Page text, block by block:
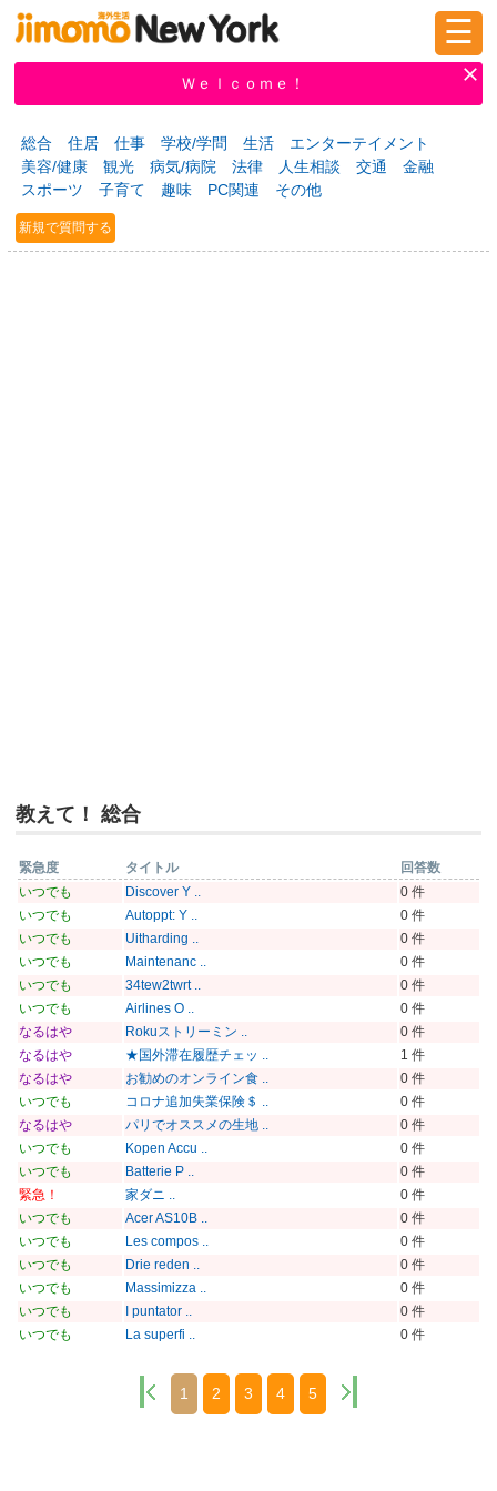
新規登録
掲示板 タウン情報 教えて！
☰
Ｗｅｌｃｏｍｅ！
総合 住居 仕事 学校/学問 生活
エンターテイメント
美容/健康
観光 病気/病院 法律 人生相談 交通
金融
スポーツ
子育て 趣味 PC関連 その他
新規で質問する
教えて！ 総合
緊急度 タイトル
回答数
いつでも
Discover Y ..
0 件
いつでも
Autoppt: Y ..
0 件
いつでも
Uitharding ..
0 件
いつでも
Maintenanc ..
0 件
いつでも
34tew2twrt ..
0 件
いつでも
Airlines O ..
0 件
なるはや
Rokuストリーミン ..
0 件
なるはや
★国外滞在履歴チェッ ..
1 件
なるはや
お勧めのオンライン食 ..
0 件
いつでも
コロナ追加失業保険＄ ..
0 件
なるはや
パリでオススメの生地 ..
0 件
いつでも
Kopen Accu ..
0 件
いつでも
Batterie P ..
0 件
緊急！
家ダニ ..
0 件
いつでも
Acer AS10B ..
0 件
いつでも
Les compos ..
0 件
いつでも
Drie reden ..
0 件
いつでも
Massimizza ..
0 件
いつでも
I puntator ..
0 件
いつでも
La superfi .. 0 件
1 2 3 4 5